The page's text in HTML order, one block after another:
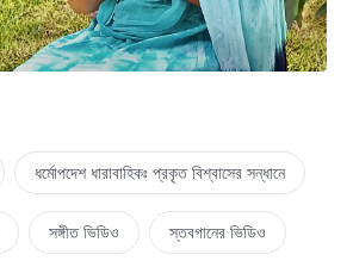
ধর্মোপদেশ ধারাবাহিকঃ প্রকৃত বিশ্বাসের সন্ধানে
সঙ্গীত ভিডিও স্তবগানের ভিডিও